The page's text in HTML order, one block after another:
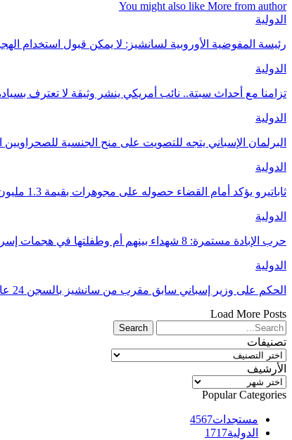
You might also like More from author
الدولية
رئيسة المفوضية الأوروبية لسانشيز: لا يمكن قبول استخدام
الدولية
تزامنا مع أحداث سبتة.. نائب أمريكي ينشر وثيقة لا تعترف
الدولية
البرلمان الإسباني يتجه للتصويت على منح الجنسية للصحراويين
الدولية
ثاباتيرو يؤكد أمام القضاء حصوله على مجوهرات بقيمة 1.3 مليون أورو كهدايا من المغرب
الدولية
حرب الإبادة مستمرة: 8 شهداء بينهم أم وطفلتها في هجمات إسرائيلية على غزة
الدولية
الحكم على وزير إسباني سابق مقرب من سانشيز بالسجن 24 عاما بتهم فساد
Load More Posts
تصنيفات
تصنيفات
الأرشيف
الأرشيف
Popular Categories
مستجدات4567
الدولية1717